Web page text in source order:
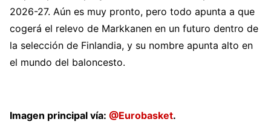
2026-27. Aún es muy pronto, pero todo apunta a que
cogerá el relevo de Markkanen en un futuro dentro de
la selección de Finlandia, y su nombre apunta alto en
el mundo del baloncesto.
Imagen principal vía: @Eurobasket.